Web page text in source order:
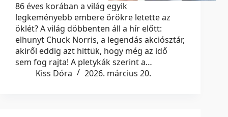
86 éves korában a világ egyik
legkeményebb embere örökre letette az
öklét? A világ döbbenten áll a hír előtt:
elhunyt Chuck Norris, a legendás akciósztár,
akiről eddig azt hittük, hogy még az idő
sem fog rajta! A pletykák szerint a…
Kiss Dóra
2026. március 20.